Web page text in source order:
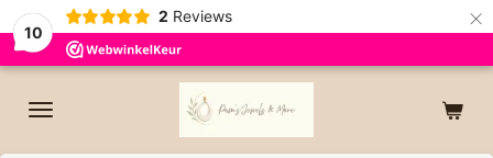
10
2 Reviews ×